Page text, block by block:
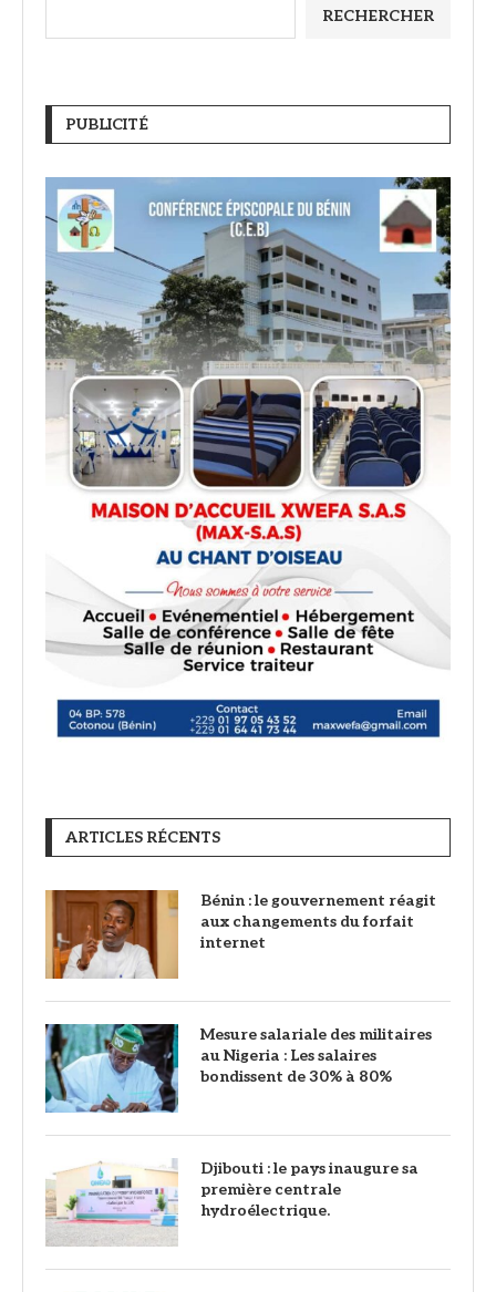
RECHERCHER
PUBLICITÉ
ARTICLES RÉCENTS
Bénin : le gouvernement réagit
aux changements du forfait
internet
Mesure salariale des militaires
au Nigeria : Les salaires
bondissent de 30% à 80%
Djibouti : le pays inaugure sa
première centrale
hydroélectrique.